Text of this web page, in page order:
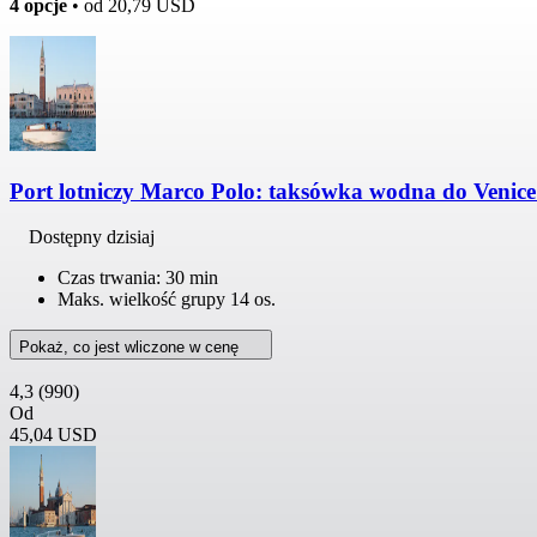
4 opcje • od 20,79 USD
Port lotniczy Marco Polo: taksówka wodna do
Dostępny dzisiaj
Czas trwania: 30 min
Maks. wielkość grupy 14 os.
Pokaż, co jest wliczone w cenę
4,3 (990)
Od
45,04 USD